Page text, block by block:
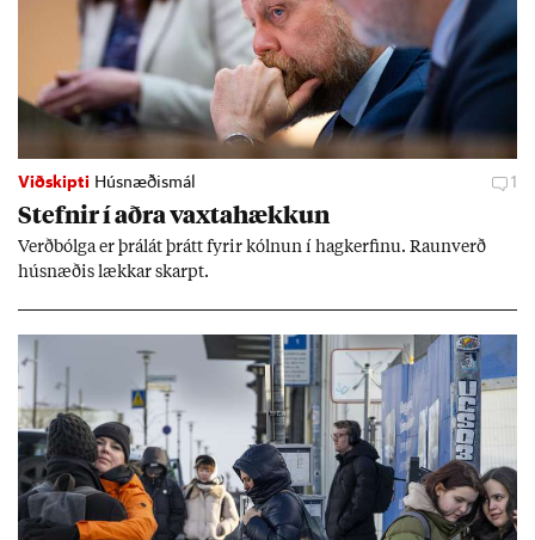
Viðskipti Húsnæðismál 1
Stefn­ir í aðra vaxta­hækk­un
Verð­bólga er þrálát þrátt fyr­ir kóln­un í hag­kerf­inu. Raun­verð
hús­næð­is lækk­ar skarpt.